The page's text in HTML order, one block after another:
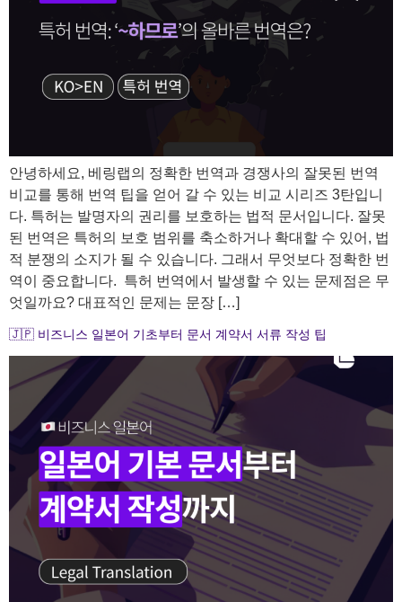
안녕하세요, 베링랩의 정확한 번역과 경쟁사의 잘못된 번역
비교를 통해 번역 팁을 얻어 갈 수 있는 비교 시리즈 3탄입니
다.​ 특허는 발명자의 권리를 보호하는 법적 문서입니다. 잘못
된 번역은 특허의 보호 범위를 축소하거나 확대할 수 있어, 법
적 분쟁의 소지가 될 수 있습니다. 그래서 무엇보다 정확한 번
역이 중요합니다. ​ 특허 번역에서 발생할 수 있는 문제점은 무
엇일까요? 대표적인 문제는 문장 […]
🇯🇵 비즈니스 일본어 기초부터 문서 계약서 서류 작성 팁